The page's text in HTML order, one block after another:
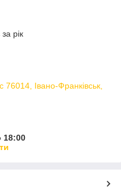
рік
Івано-Франківськ,
18:00